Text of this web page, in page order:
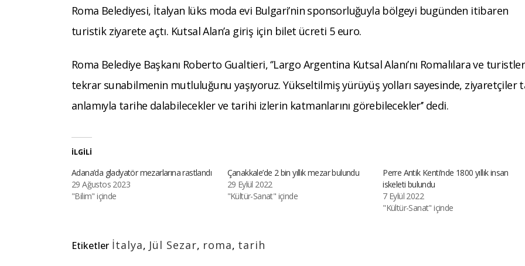
Roma Belediyesi, İtalyan lüks moda evi Bulgari’nin sponsorluğuyla bölgeyi bugünden itibaren
turistik ziyarete açtı. Kutsal Alan’a giriş için bilet ücreti 5 euro.
Roma Belediye Başkanı Roberto Gualtieri, ‘’Largo Argentina Kutsal Alanı’nı Romalılara ve
tekrar sunabilmenin mutluluğunu yaşıyoruz. Yükseltilmiş yürüyüş yolları sayesinde, ziyaretçiler
anlamıyla tarihe dalabilecekler ve tarihi izlerin katmanlarını görebilecekler’’ dedi.
İLGILI
Adana’da gladyatör mezarlarına rastlandı
29 Ağustos 2023
"Bilim" içinde
Çanakkale’de 2 bin yıllık mezar bulundu
29 Eylül 2022
"Kültür-Sanat" içinde
Perre Antik Kenti’nde 1800 yıllık insan
iskeleti bulundu
7 Eylül 2022
"Kültür-Sanat" içinde
Etiketler İtalya, Jül Sezar, roma, tarih